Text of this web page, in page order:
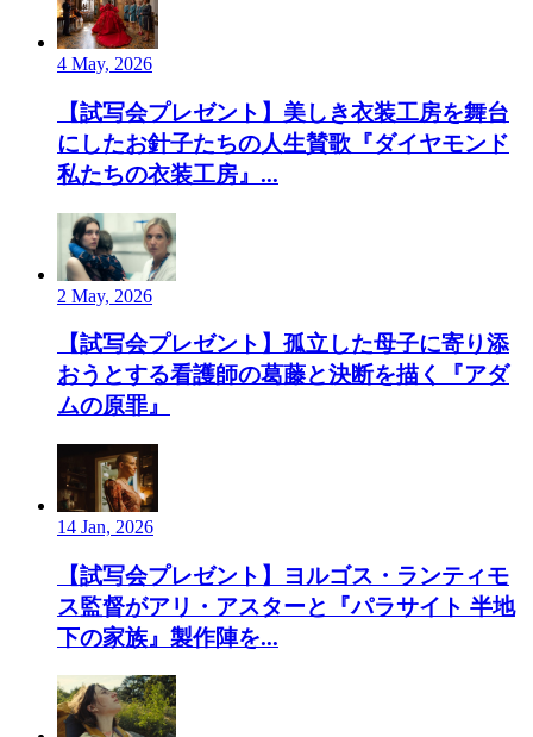
4 May, 2026
【試写会プレゼント】美しき衣装工房を舞台
にしたお針子たちの人生賛歌『ダイヤモンド
私たちの衣装工房』...
2 May, 2026
【試写会プレゼント】孤立した母子に寄り添
おうとする看護師の葛藤と決断を描く『アダ
ムの原罪』
14 Jan, 2026
【試写会プレゼント】ヨルゴス・ランティモ
ス監督がアリ・アスターと『パラサイト 半地
下の家族』製作陣を...